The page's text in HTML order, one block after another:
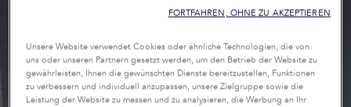
Unsere Website verwendet Cookies oder ähnliche Technologien, die von
uns oder unseren Partnern gesetzt werden, um den Betrieb der Website zu
gewährleisten, Ihnen die gewünschten Dienste bereitzustellen, Funktionen
zu verbessern und individuell anzupassen, unsere Zielgruppe sowie die
Leistung der Website zu messen und zu analysieren, die Werbung an Ihr
FORTFAHREN, OHNE ZU AKZEPTIEREN